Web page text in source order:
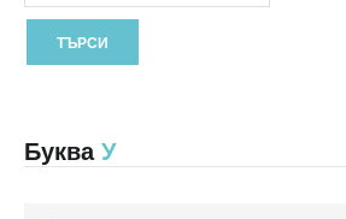
Буква У